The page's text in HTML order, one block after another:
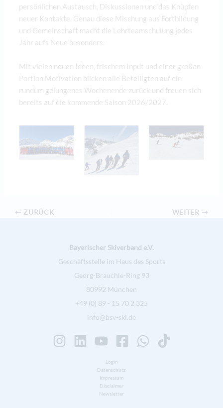
persönlichen Austausch, Diskussionen und das Knüpfen
neuer Kontakte. Genau diese Mischung aus Fortbildung
und Gemeinschaft macht die Lehrteamschulung jedes
Jahr aufs Neue besonders.
Mit vielen neuen Ideen, frischem Input und einer großen
Portion Motivation blicken alle Beteiligten auf ein
rundum gelungenes Wochenende zurück und freuen sich
bereits auf die kommende Saison 2026/2027.
ZURÜCK WEITER
Bayerischer Skiverband e.V.
Geschäftsstelle im Haus des Sports
Georg-Brauchle-Ring 93
80992 München
+49 (0) 89 - 15 70 2 325
info@bsv-ski.de
Login
Datenschutz
Impressum
Disclaimer
Newsletter